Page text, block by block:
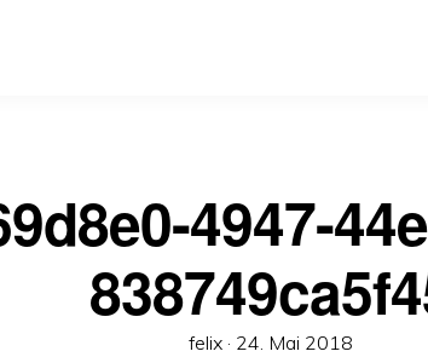
4947-
felix · Veröffentlicht
24. Mai 2018